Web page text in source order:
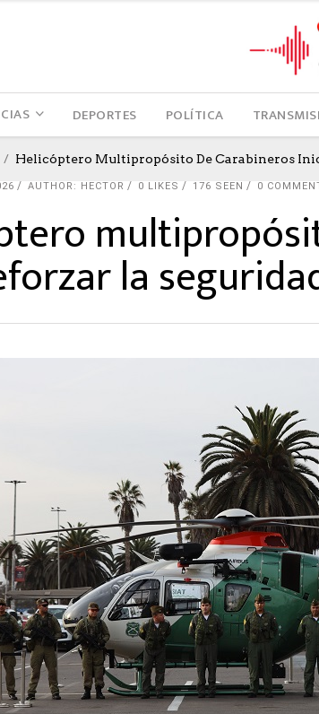
DEPORTES POLÍTICA
Helicóptero Multipropósito De Carabineros
AUTHOR: HECTOR 0 LIKES 176 SEEN 0
la